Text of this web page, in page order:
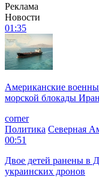
Реклама
Новости
01:35
Американские
морской блокады
corner
Политика Северная
00:51
Двое детей ранены в
украинских дронов